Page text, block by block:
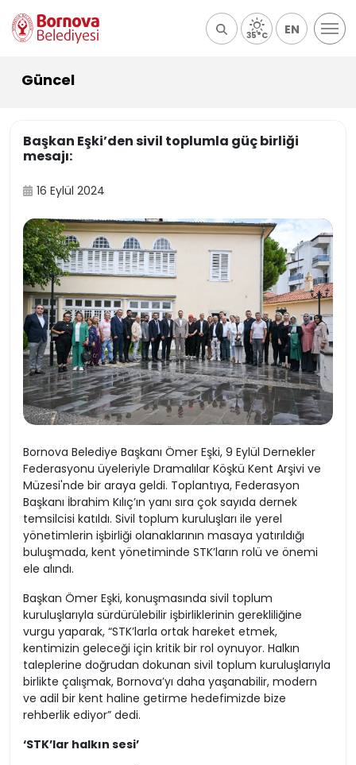
35°C EN
Güncel
Başkan Eşki’den sivil toplumla güç birliği
mesajı:
16 Eylül 2024
Bornova Belediye Başkanı Ömer Eşki, 9 Eylül Dernekler
Federasyonu üyeleriyle Dramalılar Köşkü Kent Arşivi ve
Müzesi'nde bir araya geldi. Toplantıya, Federasyon
Başkanı İbrahim Kılıç’ın yanı sıra çok sayıda dernek
temsilcisi katıldı. Sivil toplum kuruluşları ile yerel
yönetimlerin işbirliği olanaklarının masaya yatırıldığı
buluşmada, kent yönetiminde STK’ların rolü ve önemi
ele alındı.
Başkan Ömer Eşki, konuşmasında sivil toplum
kuruluşlarıyla sürdürülebilir işbirliklerinin gerekliliğine
vurgu yaparak, “STK’larla ortak hareket etmek,
kentimizin geleceği için kritik bir rol oynuyor. Halkın
taleplerine doğrudan dokunan sivil toplum kuruluşlarıyla
birlikte çalışmak, Bornova’yı daha yaşanabilir, modern
ve adil bir kent haline getirme hedefimizde bize
rehberlik ediyor” dedi.
‘STK’lar halkın sesi’